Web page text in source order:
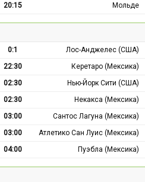
20:15 Мольде
0:1
Лос-Анджелес (США)
22:30
Керетаро (Мексика)
02:30
Нью-Йорк Сити (США)
02:30
Некакса (Мексика)
03:00
Сантос Лагуна (Мексика)
03:00
Атлетико Сан Луис (Мексика)
04:00 Пуэбла (Мексика)